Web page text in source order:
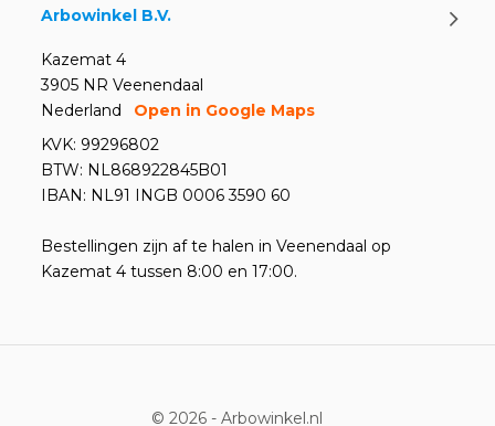
Arbowinkel B.V.
Kazemat 4
3905 NR Veenendaal
Nederland
Open in Google Maps
KVK: 99296802
BTW: NL868922845B01
IBAN: NL91 INGB 0006 3590 60
Bestellingen zijn af te halen in Veenendaal op
Kazemat 4 tussen 8:00 en 17:00.
© 2026 - Arbowinkel.nl